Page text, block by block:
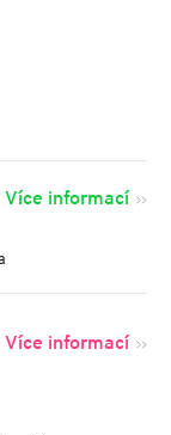
Více informací
Více informací